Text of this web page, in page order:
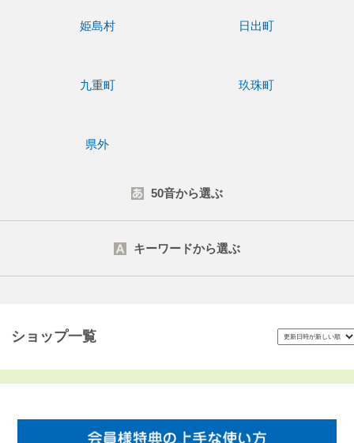
姫島村 日出町
九重町 玖珠町
県外
50音から選ぶ
キーワードから選ぶ
ショップ一覧